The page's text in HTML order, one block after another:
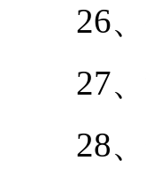
26、
27、
28、